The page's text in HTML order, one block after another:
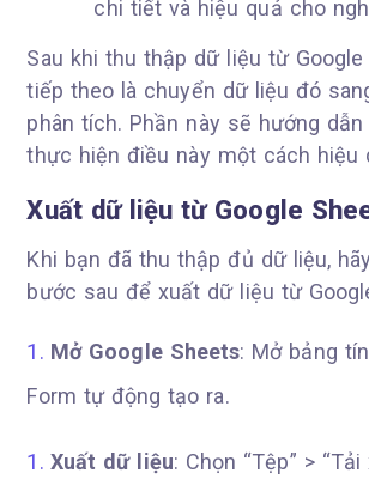
Sau khi thu thập dữ liệu từ Google
tiếp theo là chuyển dữ liệu đó
phân tích. Phần này sẽ hướng
thực hiện điều này một cách hiệu
Xuất dữ liệu từ Google
Khi bạn đã thu thập đủ dữ liệu,
bước sau để xuất dữ liệu từ
Mở Google Sheets: Mở bảng
Form tự động tạo ra.
Xuất dữ liệu: Chọn “Tệp” > “Tải